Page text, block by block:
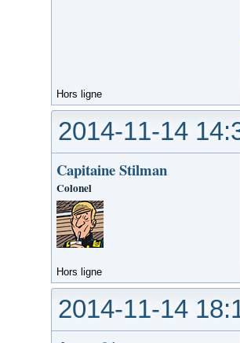
Hors ligne
2014-11-14
Capitaine Stilman
Colonel
Hors ligne
2014-11-14